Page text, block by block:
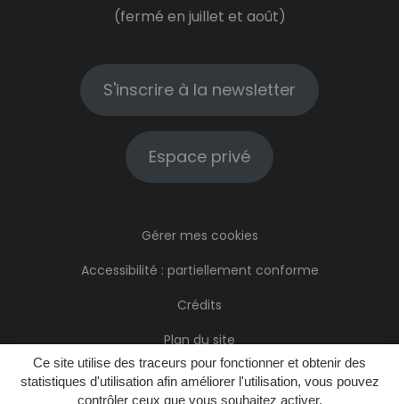
Ce site utilise des traceurs pour fonctionner et obtenir des
statistiques d'utilisation afin améliorer l'utilisation, vous pouvez
contrôler ceux que vous souhaitez activer.
(fermé en juillet et août)
S'inscrire à la newsletter
Espace privé
Gérer mes cookies
Accessibilité : partiellement conforme
Crédits
Plan du site
Mentions Légales